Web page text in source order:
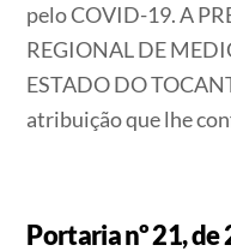
pelo COVID-19. A
REGIONAL DE
ESTADO DO
atribuição que lhe
Portaria nº 21,